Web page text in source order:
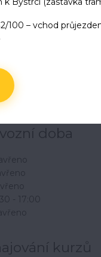
doba
- 17:00
kurzů
100 – vchod